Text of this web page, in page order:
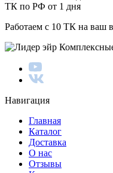
ТК по РФ от 1 дня
Работаем с 10 ТК на ваш
Навигация
Главная
Каталог
Доставка
О нас
Отзывы